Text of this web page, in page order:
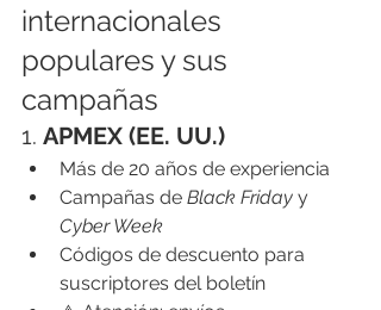
internacionales
populares y sus
campañas
1. APMEX (EE. UU.)
Más de 20 años de experiencia
Campañas de Black Friday y
Cyber Week
Códigos de descuento para
suscriptores del boletín